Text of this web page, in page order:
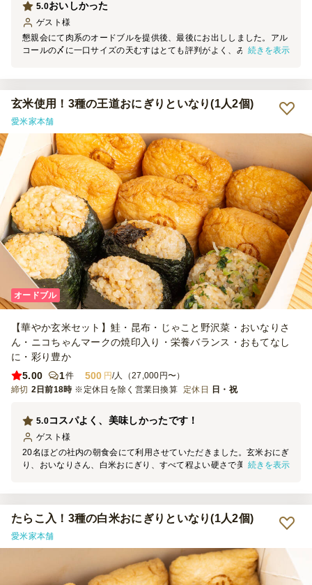
おいしかった
5.0
ゲスト 様
懇親会にて肉系のオードブルを提供後、最後にお出ししました。アル
コールの〆に一口サイズの天むすはとても評判がよく、みなさま喜ん
続きを表示
玄米使用！3種の王道おにぎりといなり(1人2個)
愛米家本舗
オードブル
【華やか玄米セット】鮭・昆布・じゃこと野沢菜・おいなりさ
ん・ニコちゃんマークの焼印入り・栄養バランス・おもてなし
に・彩り豊か
5.00
1件 500 円/人（27,000円〜）
締切 2日前18時 ※定休日を除く営業日換算 定休日 日・祝
コスパよく、美味しかったです！
5.0
ゲスト 様
20名ほどの社内の朝食会にて利用させていただきました。玄米おにぎ
り、おいなりさん、白米おにぎり、すべて程よい硬さで美味しく、参
し、提供しました。
続きを表示
たらこ入！3種の白米おにぎりといなり(1人2個)
愛米家本舗